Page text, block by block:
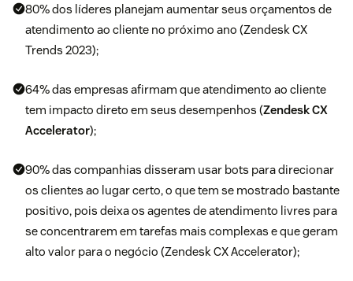
80% dos líderes planejam aumentar seus orçamentos de
atendimento ao cliente no próximo ano (Zendesk CX
Trends 2023);
64% das empresas afirmam que atendimento ao cliente
tem impacto direto em seus desempenhos (Zendesk CX
Accelerator);
90% das companhias disseram usar bots para direcionar
os clientes ao lugar certo, o que tem se mostrado bastante
positivo, pois deixa os agentes de atendimento livres para
se concentrarem em tarefas mais complexas e que geram
alto valor para o negócio (Zendesk CX Accelerator);